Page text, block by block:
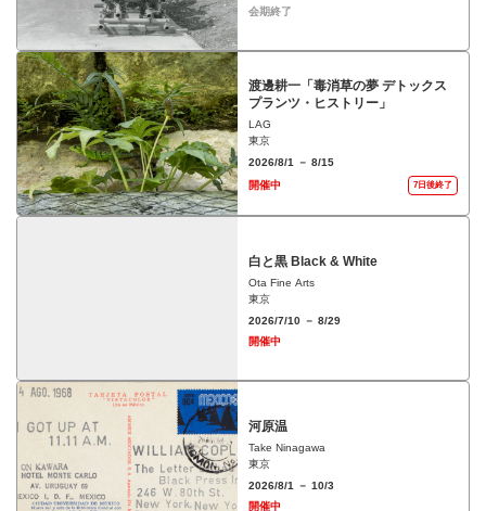
会期終了
渡邊耕一「毒消草の夢 デトックス
プランツ・ヒストリー」
LAG
東京
2026/8/1 － 8/15
開催中
7日後終了
白と黒 Black & White
Ota Fine Arts
東京
2026/7/10 － 8/29
開催中
河原温
Take Ninagawa
東京
2026/8/1 － 10/3
開催中